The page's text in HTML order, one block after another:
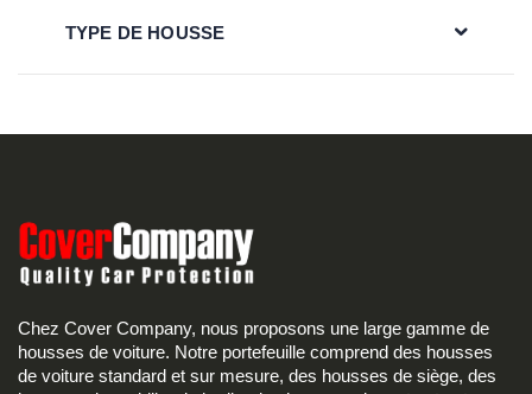
TYPE DE HOUSSE
Chez Cover Company, nous proposons une large gamme de
housses de voiture. Notre portefeuille comprend des housses
de voiture standard et sur mesure, des housses de siège, des